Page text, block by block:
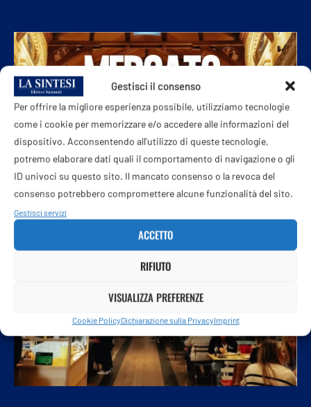
Gestisci il consenso
Per offrire la migliore esperienza possibile, utilizziamo tecnologie
come i cookie per memorizzare e/o accedere alle informazioni del
dispositivo. Acconsentendo all'utilizzo di queste tecnologie,
potremo elaborare dati quali il comportamento di navigazione o gli
ID univoci su questo sito. Il mancato consenso o la revoca del
consenso potrebbero compromettere alcune funzionalità del sito.
Gestisci servizi
ACCETTO
RIFIUTO
VISUALIZZA PREFERENZE
Cookie PolicyDichiarazione sulla PrivacyImprint